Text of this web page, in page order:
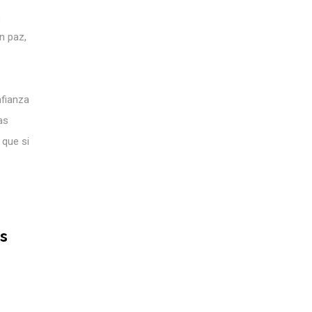
paz,
si